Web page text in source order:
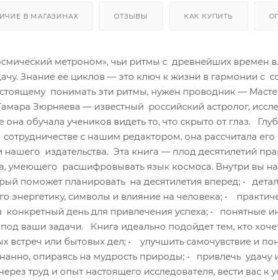
В МАГАЗИНАХ ОТЗЫВЫ КАК КУПИТЬ
метроном», чьи ритмы с древнейших времен
Знание ее циклов — это ключ к жизни в гармонии с
понимать эти ритмы, нужен проводник —
Зюрняева — известный российский астролог,
обучала учеников видеть то, что скрыто от глаз.
с нашим редактором, она рассчитала
нашего издательства. Эта книга — плод десятилетий
умеющего расшифровывать язык космоса. Внутри вы
поможет планировать на десятилетия вперед; •
энергетику, символы и влияние на человека; •
конкретный день для привлечения успеха; • понятные
ваши задачи. Книга идеально подойдет тем, кто
встреч или бытовых дел; • улучшить самочувствие и
опираясь на мудрость природы; • привлечь удачу
труд и опыт настоящего исследователя, вести вас к